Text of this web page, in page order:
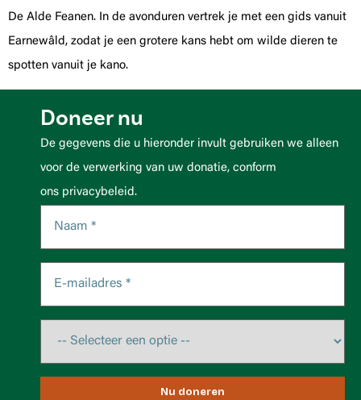
De Alde Feanen. In de avonduren vertrek je met een gids vanuit
Earnewâld, zodat je een grotere kans hebt om wilde dieren te
spotten vanuit je kano.
Doneer nu
De gegevens die u hieronder invult gebruiken we alleen
voor de verwerking van uw donatie, conform
ons privacybeleid.
Nu doneren